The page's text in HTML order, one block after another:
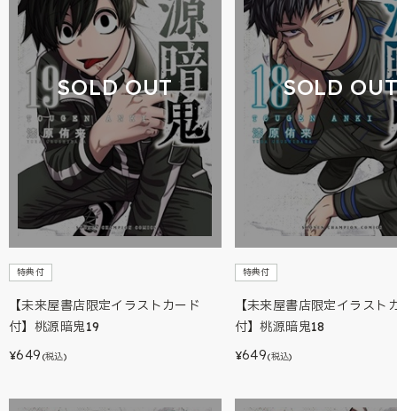
SOLD OUT
特典付
【未来屋書店限定イラストカード
付】桃源暗鬼19
¥649 (税込)
SOLD
特典付
【未来屋書店限定イラスト
付】桃源暗鬼18
¥649(税込)